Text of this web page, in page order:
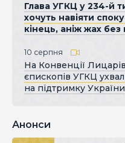
Глава УГКЦ у 234-й
хочуть навіяти
кінець, аніж жах без
10 серпня
На Конвенції
єпископів УГКЦ
на підтримку України
Анонси